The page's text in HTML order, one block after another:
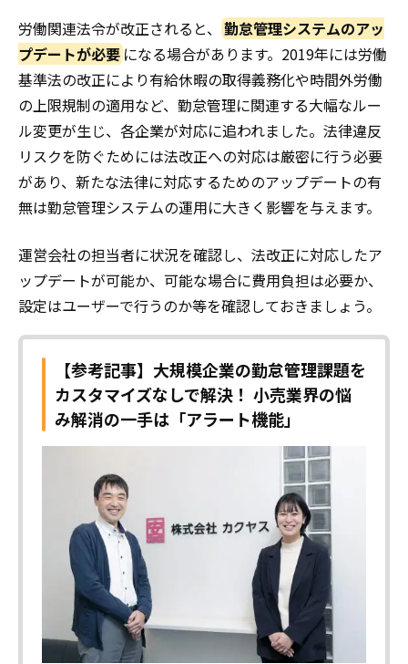
労働関連法令が改正されると、 勤怠管理システムのアッ
プデートが必要 になる場合があります。2019年には労働
基準法の改正により有給休暇の取得義務化や時間外労働
の上限規制の適用など、勤怠管理に関連する大幅なルー
ル変更が生じ、各企業が対応に追われました。法律違反
リスクを防ぐためには法改正への対応は厳密に行う必要
があり、新たな法律に対応するためのアップデートの有
無は勤怠管理システムの運用に大きく影響を与えます。
運営会社の担当者に状況を確認し、法改正に対応したア
ップデートが可能か、可能な場合に費用負担は必要か、
設定はユーザーで行うのか等を確認しておきましょう。
【参考記事】大規模企業の勤怠管理課題を
カスタマイズなしで解決！ 小売業界の悩
み解消の一手は「アラート機能」